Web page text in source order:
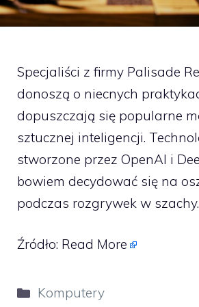
Specjaliści z firmy Palisade
donoszą o niecnych
dopuszczają się popularne
sztucznej inteligencji.
stworzone przez OpenAI i
bowiem decydować się na
podczas rozgrywek w szachy.
Źródło: Read More
Kategorie
Komputery